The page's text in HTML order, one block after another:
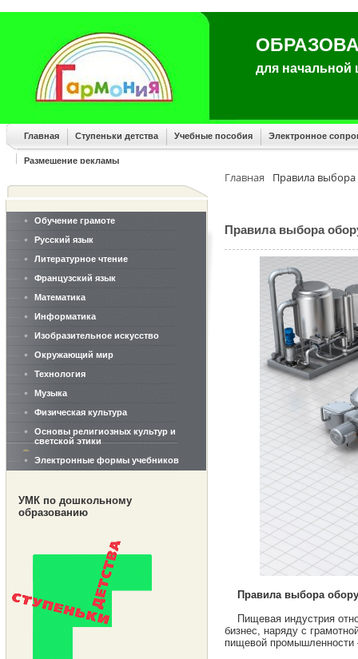
для
Главная Ступеньки детства Учебные пособия Электронное
Размещение рекламы
Обучение грамоте
Русский язык
Литературное чтение
Французский язык
Математика
Информатика
Изобразительное искусство
Окружающий мир
Технология
Музыка
Физическая культура
Основы религиозных культур и
светской этики
Электронные формы учебников
УМК по дошкольному
образованию
Главная Правила
Правила выбора
Правила выбора
Пищевая индустрия
бизнес, наряду с
пищевой промышленности